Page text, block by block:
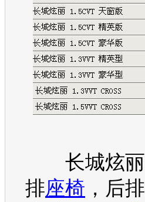
长城炫丽
排座椅 ，后排